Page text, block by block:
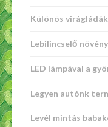
Különös
Lebilincselő
LED lámpával a
Legyen autónk
Levél mintás